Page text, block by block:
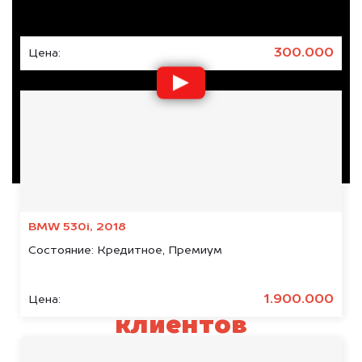
Цена: 300.000
BMW 530i, 2018
Состояние: Кредитное, Премиум
Цена: 1.900.000
Отзывы наших
клиентов